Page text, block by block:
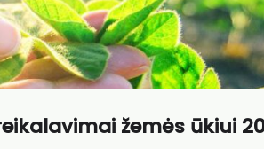
žemės ūkiui